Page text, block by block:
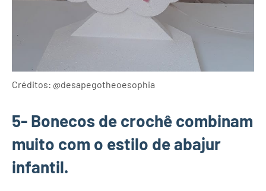
Créditos: @desapegotheoesophia
5- Bonecos de crochê combinam
muito com o estilo de abajur
infantil.